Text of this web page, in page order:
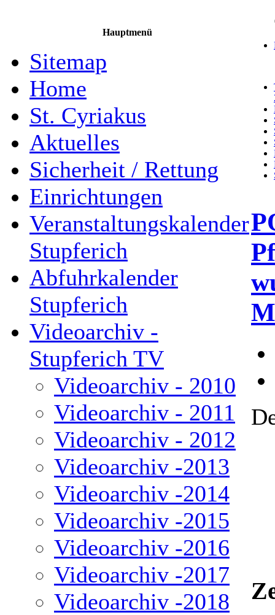
Hauptmenü
Sitemap
Home
St. Cyriakus
Aktuelles
Sicherheit / Rettung
Einrichtungen
Veranstaltungskalender
Stupferich
Abfuhrkalender
Stupferich
Videoarchiv -
Stupferich TV
Videoarchiv - 2010
Videoarchiv - 2011
Videoarchiv - 2012
Videoarchiv -2013
Videoarchiv -2014
Videoarchiv -2015
Videoarchiv -2016
Videoarchiv -2017
Videoarchiv -2018